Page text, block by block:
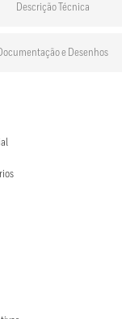
Descrição Técnica
e Desenhos